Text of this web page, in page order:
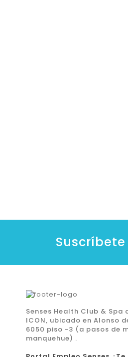
Senses Health Club & Spa
ICON, ubicado en Alonso
6050 piso -3 (a pasos de
manquehue) .